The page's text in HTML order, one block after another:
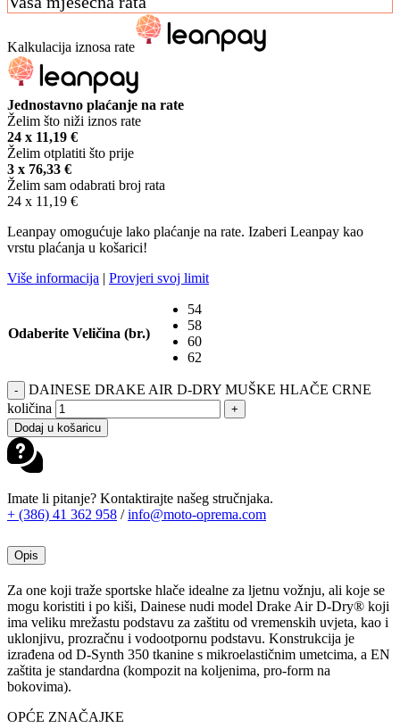
Kalkulacija iznosa rate
Jednostavno plaćanje na rate
Želim što niži iznos rate
24 x 11,19 €
Želim otplatiti što prije
3 x 76,33 €
Želim sam odabrati broj rata
24 x 11,19 €
Leanpay omogućuje lako plaćanje na rate. Izaberi Leanpay kao
vrstu plaćanja u košarici!
Više informacija | Provjeri svoj limit
Odaberite Veličina (br.)
54
58
60
62
-
DAINESE DRAKE AIR D-DRY MUŠKE HLAČE CRNE
količina
+
Dodaj u košaricu
Imate li pitanje? Kontaktirajte našeg stručnjaka.
+ (386) 41 362 958 /info@moto-oprema.com
Opis
Za one koji traže sportske hlače idealne za ljetnu vožnju, ali koje se
mogu koristiti i po kiši, Dainese nudi model Drake Air D-Dry® koji
ima veliku mrežastu podstavu za zaštitu od vremenskih uvjeta, kao i
uklonjivu, prozračnu i vodootpornu podstavu. Konstrukcija je
izrađena od D-Synth 350 tkanine s mikroelastičnim umetcima, a EN
zaštita je standardna (kompozit na koljenima, pro-form na
bokovima).
OPĆE ZNAČAJKE